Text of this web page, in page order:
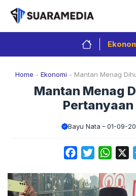
Langsung
isi
Home - Ekonomi - Mantan Menag
Mantan Menag
Pertanyaan
Bayu Nata 01-09-
FacebookTwitter